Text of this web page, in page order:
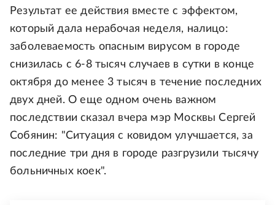
Результат ее действия вместе с эффектом,
который дала нерабочая неделя, налицо:
заболеваемость опасным вирусом в городе
снизилась с 6-8 тысяч случаев в сутки в конце
октября до менее 3 тысяч в течение последних
двух дней. О еще одном очень важном
последствии сказал вчера мэр Москвы Сергей
Собянин: "Ситуация с ковидом улучшается, за
последние три дня в городе разгрузили тысячу
больничных коек".